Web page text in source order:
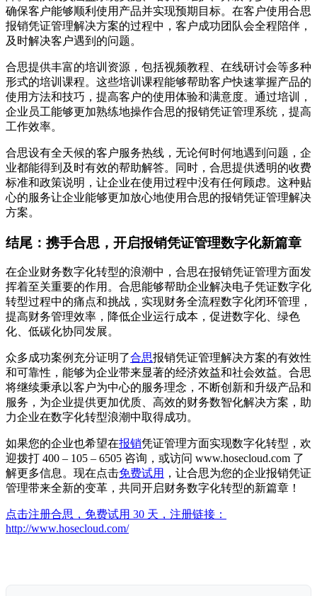
确保客户能够顺利使用产品并实现预期目标。在客户使用合思
报销凭证管理解决方案的过程中，客户成功团队会全程陪伴，
及时解决客户遇到的问题。
合思提供丰富的培训资源，包括视频教程、在线研讨会等多种
形式的培训课程。这些培训课程能够帮助客户快速掌握产品的
使用方法和技巧，提高客户的使用体验和满意度。通过培训，
企业员工能够更加熟练地操作合思的报销凭证管理系统，提高
工作效率。
合思设有全天候的客户服务热线，无论何时何地遇到问题，企
业都能得到及时有效的帮助解答。同时，合思提供透明的收费
标准和政策说明，让企业在使用过程中没有任何顾虑。这种贴
心的服务让企业能够更加放心地使用合思的报销凭证管理解决
方案。
结尾：携手合思，开启报销凭证管理数字化新篇章
在企业财务数字化转型的浪潮中，合思在报销凭证管理方面发
挥着至关重要的作用。合思能够帮助企业解决电子凭证数字化
转型过程中的痛点和挑战，实现财务全流程数字化闭环管理，
提高财务管理效率，降低企业运行成本，促进数字化、绿色
化、低碳化协同发展。
众多成功案例充分证明了合思报销凭证管理解决方案的有效性
和可靠性，能够为企业带来显著的经济效益和社会效益。合思
将继续秉承以客户为中心的服务理念，不断创新和升级产品和
服务，为企业提供更加优质、高效的财务数智化解决方案，助
力企业在数字化转型浪潮中取得成功。
如果您的企业也希望在报销凭证管理方面实现数字化转型，欢
迎拨打 400 – 105 – 6505 咨询，或访问 www.hosecloud.com 了
解更多信息。现在点击免费试用 ，让合思为您的企业报销凭证
管理带来全新的变革，共同开启财务数字化转型的新篇章！
点击注册合思，免费试用 30 天，注册链接：
http://www.hosecloud.com/